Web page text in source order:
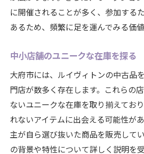
に開催されることが多く、参加する
あるため、頻繁に足を運んでみる価値
中小店舗のユニークな在庫を探る
大府市には、ルイヴィトンの中古品
門店が数多く存在します。これらの
ないユニークな在庫を取り揃えてお
れないアイテムに出会える可能性が
主が自ら選び抜いた商品を販売して
の背景や特性について詳しく説明を